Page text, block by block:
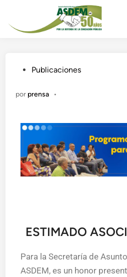
Publicaciones
por prensa •
ESTIMADO
Para la Secretaría de
ASDEM, es un honor